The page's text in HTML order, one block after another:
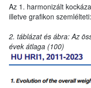
Az 1. harmonizált
illetve grafikon szemlélteti:
2. táblázat és ábra: Az
évek átlaga (100)